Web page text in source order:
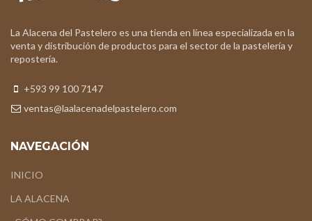
La Alacena del Pastelero es una tienda en línea especializada en la
venta y distribución de productos para el sector de la pastelería y
repostería.
+593 99 100 7147
ventas@laalacenadelpastelero.com
NAVEGACIÓN
INICIO
LA ALACENA